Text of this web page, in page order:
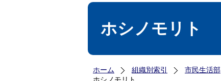
ホシノモリト
ホーム 組織別索引 市民生活部